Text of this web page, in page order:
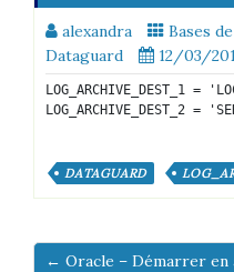
alexandra Bases
Dataguard
12/03/
LOG_ARCHIVE_DEST_1 =
DATAGUARD
← Oracle – Démarrer en